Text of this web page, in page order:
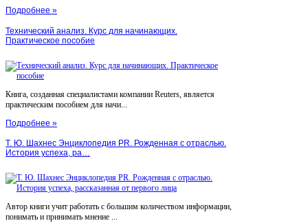
Подробнее »
Технический анализ. Курс для начинающих.
Практическое пособие
Книга, созданная специалистами компании Reuters, является
практическим пособием для начи...
Подробнее »
Т. Ю. Шахнес Энциклопедия PR. Рожденная с отраслью.
История успеха, ра…
Автор книги учит работать с большим количеством информации,
понимать и принимать мнение ...